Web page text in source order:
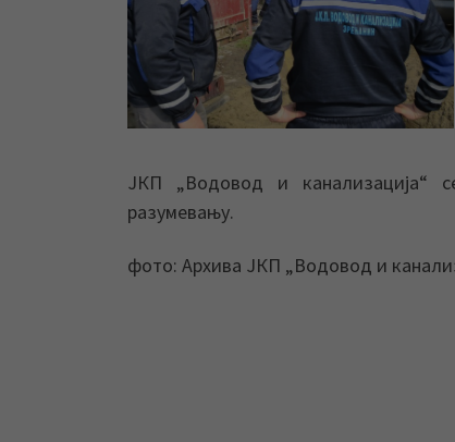
ЈКП „Водовод и канализација“
разумевању.
фото: Архива ЈКП „Водовод и